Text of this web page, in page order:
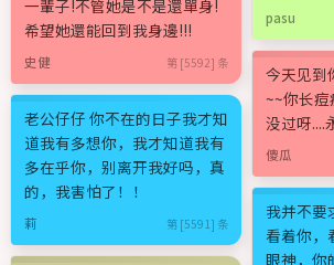
一輩子!不管她是不是還單身!
希望她還能回到我身邊!!!
史健 第 [5592] 条
老公仔仔 你不在的日子我才知
道我有多想你，我才知道我有
多在乎你，别离开我好吗，真
的，我害怕了！！
莉 第 [5591] 条
pasu
今天见到你
~~你长
没过呀....
傻瓜
我并不要
看着你，
眼神，你